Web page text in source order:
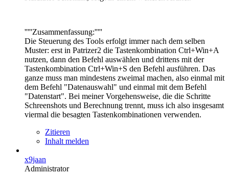
'''''Zusammenfassung:'''''
Die Steuerung des Tools erfolgt immer nach dem selben
Muster: erst in Patrizer2 die Tastenkombination Ctrl+Win+A
nutzen, dann den Befehl auswählen und drittens mit der
Tastenkombination Ctrl+Win+S den Befehl ausführen. Das
ganze muss man mindestens zweimal machen, also einmal mit
dem Befehl "Datenauswahl" und einmal mit dem Befehl
"Datenstart". Bei meiner Vorgehensweise, die die Schritte
Schreenshots und Berechnung trennt, muss ich also insgesamt
viermal die besagten Tastenkombinationen verwenden.
Zitieren
Inhalt melden
x9jaan
Administrator